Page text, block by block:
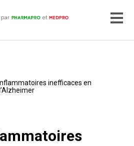
inefficaces en